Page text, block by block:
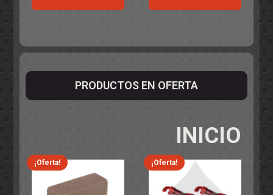
PRODUCTOS EN OFERTA
INICIO
¡Oferta! ¡Oferta!